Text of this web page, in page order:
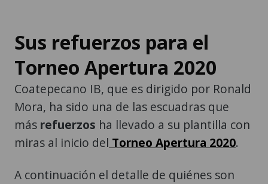
Sus refuerzos para el
Torneo Apertura 2020
Coatepecano IB, que es dirigido por Ronald
Mora, ha sido una de las escuadras que
más refuerzos ha llevado a su plantilla con
miras al inicio del Torneo Apertura 2020.
A continuación el detalle de quiénes son